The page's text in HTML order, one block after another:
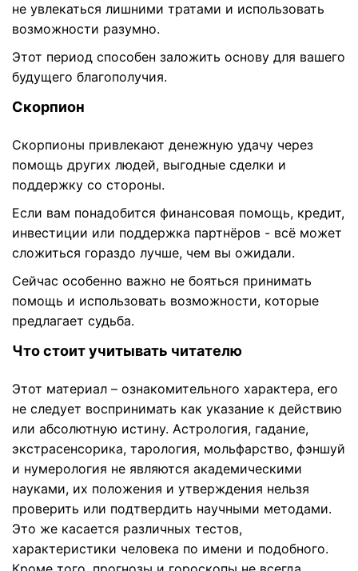
не увлекаться лишними тратами и использовать
возможности разумно.
Этот период способен заложить основу для вашего
будущего благополучия.
Скорпион
Скорпионы привлекают денежную удачу через
помощь других людей, выгодные сделки и
поддержку со стороны.
Если вам понадобится финансовая помощь, кредит,
инвестиции или поддержка партнёров - всё может
сложиться гораздо лучше, чем вы ожидали.
Сейчас особенно важно не бояться принимать
помощь и использовать возможности, которые
предлагает судьба.
Что стоит учитывать читателю
Этот материал – ознакомительного характера, его
не следует воспринимать как указание к действию
или абсолютную истину. Астрология, гадание,
экстрасенсорика, тарология, мольфарство, фэншуй
и нумерология не являются академическими
науками, их положения и утверждения нельзя
проверить или подтвердить научными методами.
Это же касается различных тестов,
характеристики человека по имени и подобного.